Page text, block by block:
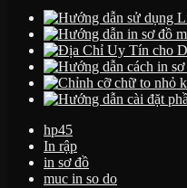
hp45
In rập
in sơ đồ
muc in so do